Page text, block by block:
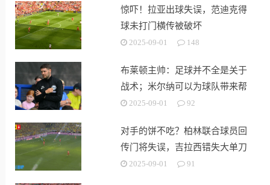
惊吓！拉亚出球失误，范迪克得
球未打门横传被破坏
2025-09-01 148
布莱顿主帅：足球并不全是关于
战术；米尔纳可以为球队带来帮
助2025-09-01 92
对手的饼不吃？柏林联合球员回
传门将失误，吉拉西错失大单刀
2025-09-01 91